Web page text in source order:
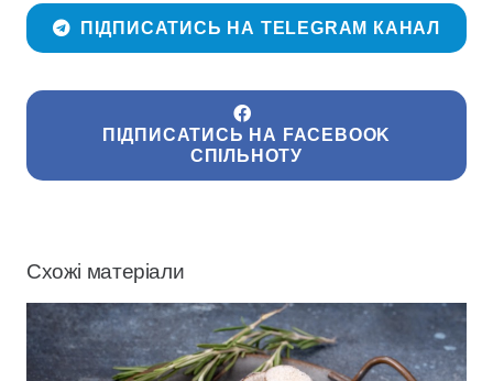
ПІДПИСАТИСЬ НА TELEGRAM КАНАЛ
ПІДПИСАТИСЬ НА FACEBOOK
СПІЛЬНОТУ
Схожі матеріали